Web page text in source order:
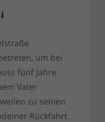
um bei
fünf Jahre
Vater
zu seinen
Rückfahrt